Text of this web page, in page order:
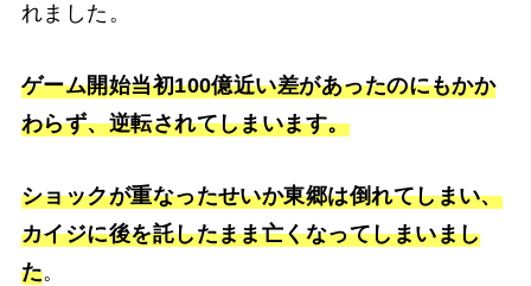
れました。
ゲーム開始当初100億近い差があったのにもかか
わらず、逆転されてしまいます。
ショックが重なったせいか東郷は倒れてしまい、
カイジに後を託したまま亡くなってしまいまし
た。